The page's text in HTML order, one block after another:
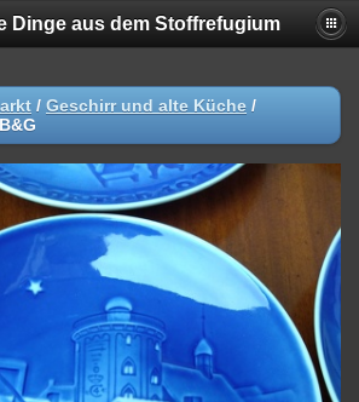
Dinge aus dem Stoffrefugium
/ Geschirr und alte Küche /